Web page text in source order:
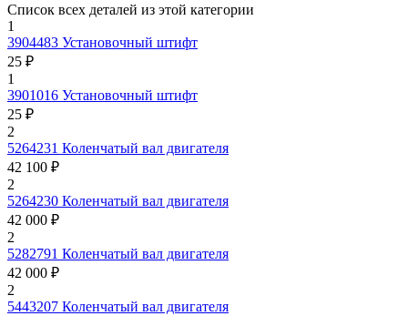
Список всех деталей из этой категории
1
3904483 Установочный штифт
25 ₽
1
3901016 Установочный штифт
25 ₽
2
5264231 Коленчатый вал двигателя
42 100 ₽
2
5264230 Коленчатый вал двигателя
42 000 ₽
2
5282791 Коленчатый вал двигателя
42 000 ₽
2
5443207 Коленчатый вал двигателя